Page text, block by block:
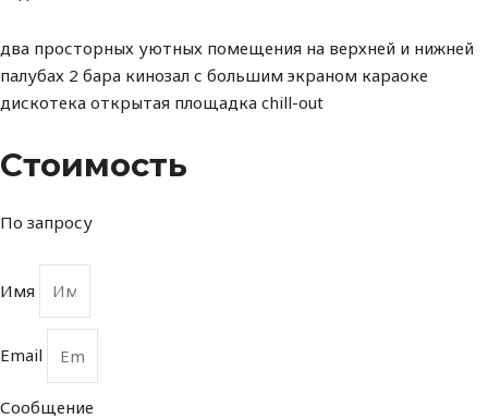
два просторных уютных помещения на верхней и нижней
палубах 2 бара кинозал с большим экраном караоке
дискотека открытая площадка chill-out
Стоимоcть
По запросу
Имя
Email
Сообщение